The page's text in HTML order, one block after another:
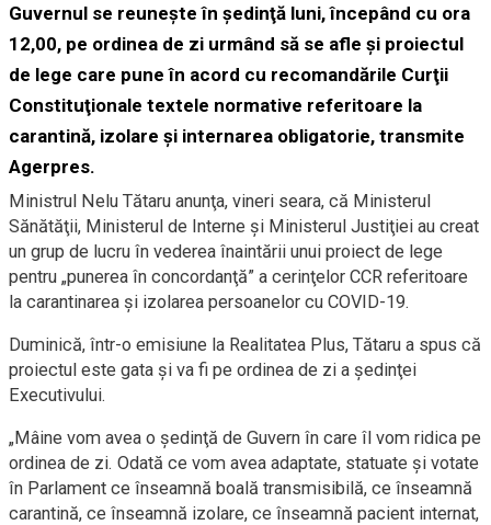
Guvernul se reuneşte în şedinţă luni, începând cu ora
12,00, pe ordinea de zi urmând să se afle şi proiectul
de lege care pune în acord cu recomandările Curţii
Constituţionale textele normative referitoare la
carantină, izolare şi internarea obligatorie, transmite
Agerpres.
Ministrul Nelu Tătaru anunţa, vineri seara, că Ministerul
Sănătăţii, Ministerul de Interne şi Ministerul Justiţiei au creat
un grup de lucru în vederea înaintării unui proiect de lege
pentru „punerea în concordanţă” a cerinţelor CCR referitoare
la carantinarea şi izolarea persoanelor cu COVID-19.
Duminică, într-o emisiune la Realitatea Plus, Tătaru a spus că
proiectul este gata şi va fi pe ordinea de zi a şedinţei
Executivului.
„Mâine vom avea o şedinţă de Guvern în care îl vom ridica pe
ordinea de zi. Odată ce vom avea adaptate, statuate şi votate
în Parlament ce înseamnă boală transmisibilă, ce înseamnă
carantină, ce înseamnă izolare, ce înseamnă pacient internat,